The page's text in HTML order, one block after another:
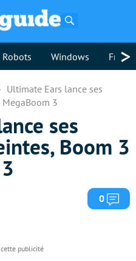
Robots Windows >
Ultimate Ears lance ses
3
ses
Boom 3
0